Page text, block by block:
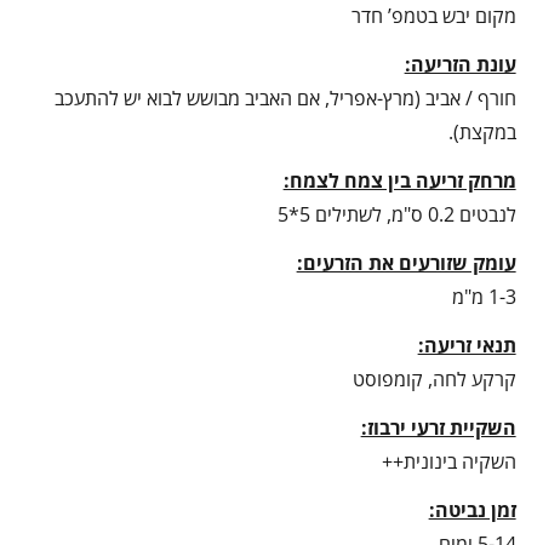
מקום יבש בטמפ’ חדר
עונת הזריעה:
חורף / אביב (מרץ-אפריל, אם האביב מבושש לבוא יש להתעכב
במקצת).
מרחק זריעה בין צמח לצמח:
לנבטים 0.2 ס"מ, לשתילים 5*5
עומק שזורעים את הזרעים:
1-3 מ"מ
תנאי זריעה:
קרקע לחה, קומפוסט
השקיית זרעי ירבוז:
השקיה בינונית++
זמן נביטה: